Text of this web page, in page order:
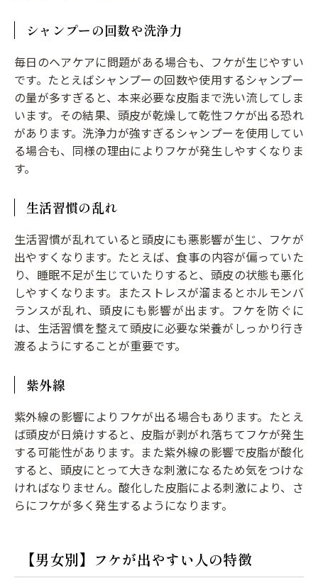
シャンプーの回数や洗浄力
毎日のヘアケアに問題がある場合も、フケが生じやすい
です。たとえばシャンプーの回数や使用するシャンプー
の量が多すぎると、本来必要な皮脂まで洗い流してしま
います。その結果、頭皮が乾燥して乾性フケが出る恐れ
があります。洗浄力が強すぎるシャンプーを使用してい
る場合も、同様の理由によりフケが発生しやすくなりま
す。
生活習慣の乱れ
生活習慣が乱れていると頭皮にも悪影響が生じ、フケが
出やすくなります。たとえば、食事の内容が偏っていた
り、睡眠不足が生じていたりすると、頭皮の状態も悪化
しやすくなります。またストレスが溜まるとホルモンバ
ランスが乱れ、頭皮にも影響が出ます。フケを防ぐに
は、生活習慣を整えて頭皮に必要な栄養がしっかり行き
渡るようにすることが重要です。
紫外線
紫外線の影響によりフケが出る場合もあります。たとえ
ば頭皮が日焼けすると、皮脂が剥がれ落ちてフケが発生
する可能性があります。また紫外線の影響で皮脂が酸化
すると、頭皮にとって大きな刺激になるため気をつけな
ければなりません。酸化した皮脂による刺激により、さ
らにフケが多く発生するようになります。
【男女別】フケが出やすい人の特徴